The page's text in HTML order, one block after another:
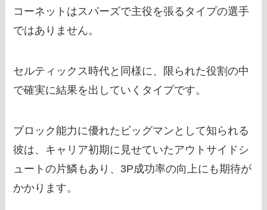
コーネットはスパーズで主役を張るタイプの選手
ではありません。
セルティックス時代と同様に、限られた役割の中
で確実に結果を出していくタイプです。
ブロック能力に優れたビッグマンとして知られる
彼は、キャリア初期に見せていたアウトサイドシ
ュートの片鱗もあり、3P成功率の向上にも期待が
かかります。